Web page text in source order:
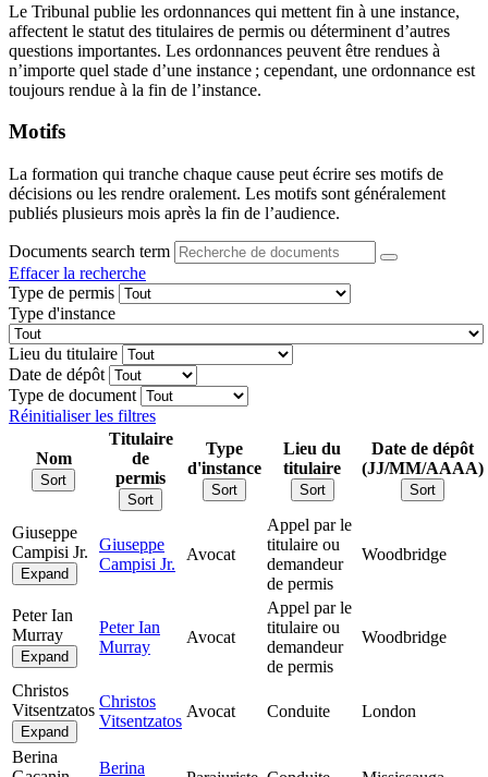
Le Tribunal publie les ordonnances qui mettent fin à une instance,
affectent le statut des titulaires de permis ou déterminent d’autres
questions importantes. Les ordonnances peuvent être rendues à
n’importe quel stade d’une instance ; cependant, une ordonnance est
toujours rendue à la fin de l’instance.
Motifs
La formation qui tranche chaque cause peut écrire ses motifs de
décisions ou les rendre oralement. Les motifs sont généralement
publiés plusieurs mois après la fin de l’audience.
Documents search term
Effacer la recherche
Type de permis
Type d'instance
Lieu du titulaire
Date de dépôt
Type de document
Réinitialiser les filtres
Nom
Sort
Titulaire
de
permis
Sort
Type
d'instance
Sort
Lieu du
titulaire
Sort
Date de dépôt
(JJ/MM/AAAA)
Sort
Giuseppe
Campisi Jr.
Expand
Giuseppe
Campisi Jr.
Avocat
Appel par le
titulaire ou
demandeur
de permis
Woodbridge
Peter Ian
Murray
Expand
Peter Ian
Murray
Avocat
Appel par le
titulaire ou
demandeur
de permis
Woodbridge
Christos
Vitsentzatos
Expand
Christos
Vitsentzatos
Avocat Conduite London
Berina
Berina